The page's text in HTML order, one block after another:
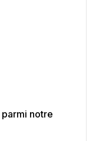
parmi notre